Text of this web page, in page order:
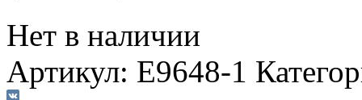
Нет в наличии
Артикул: E9648-1